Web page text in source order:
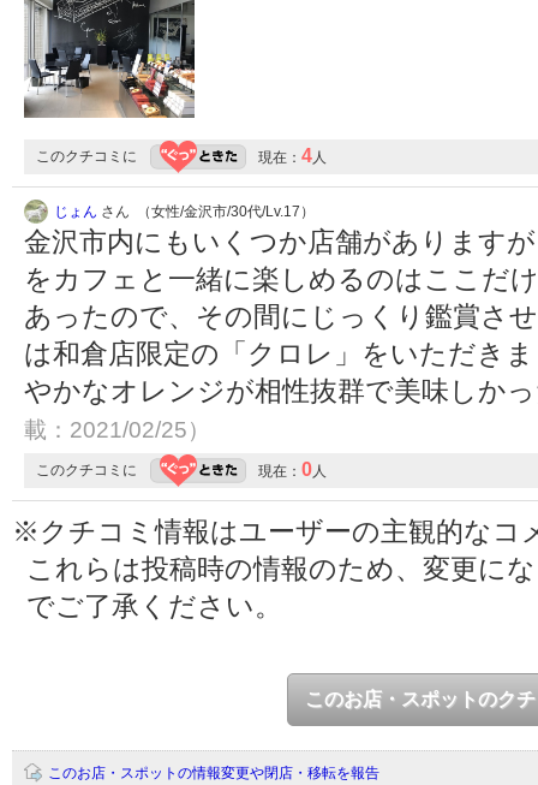
このクチコミに 現在： 4人
じょん さん （女性/金沢市/30代/Lv.17）
金沢市内にもいくつか店舗があります
をカフェと一緒に楽しめるのはここだ
あったので、その間にじっくり鑑賞さ
は和倉店限定の「クロレ」をいただき
やかなオレンジが相性抜群で美味しか
載：2021/02/25）
このクチコミに 現在： 0人
※クチコミ情報はユーザーの主観的なコ
これらは投稿時の情報のため、変更に
でご了承ください。
このお店・スポットのク
このお店・スポットの情報変更や閉店・移転を報告